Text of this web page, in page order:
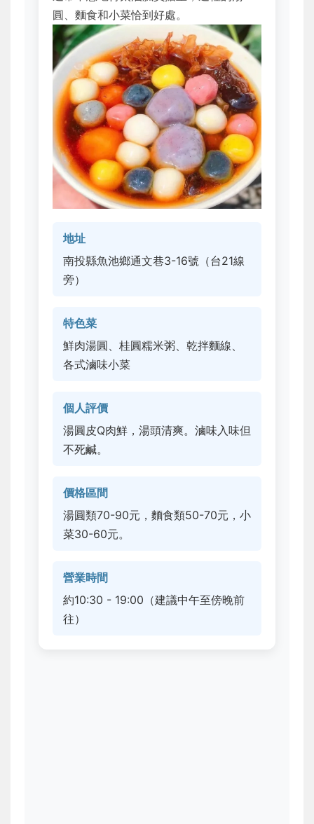
圓、麵食和小菜恰到好處。
地址
南投縣魚池鄉通文巷3-16號（台21線
旁）
特色菜
鮮肉湯圓、桂圓糯米粥、乾拌麵線、
各式滷味小菜
個人評價
湯圓皮Q肉鮮，湯頭清爽。滷味入味但
不死鹹。
價格區間
湯圓類70-90元，麵食類50-70元，小
菜30-60元。
營業時間
約10:30 - 19:00（建議中午至傍晚前
往）